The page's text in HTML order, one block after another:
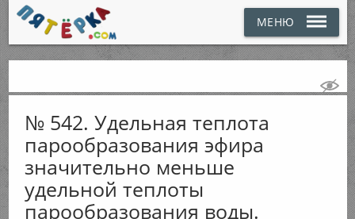
МЕНЮ
№ 542. Удельная теплота
парообразования эфира
значительно меньше
удельной теплоты
парообразования воды.